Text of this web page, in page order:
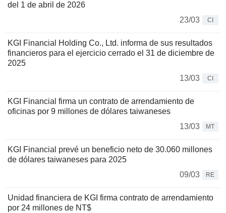
del 1 de abril de 2026
23/03
CI
KGI Financial Holding Co., Ltd. informa de sus resultados
financieros para el ejercicio cerrado el 31 de diciembre de
2025
13/03
CI
KGI Financial firma un contrato de arrendamiento de
oficinas por 9 millones de dólares taiwaneses
13/03
MT
KGI Financial prevé un beneficio neto de 30.060 millones
de dólares taiwaneses para 2025
09/03
RE
Unidad financiera de KGI firma contrato de arrendamiento
por 24 millones de NT$